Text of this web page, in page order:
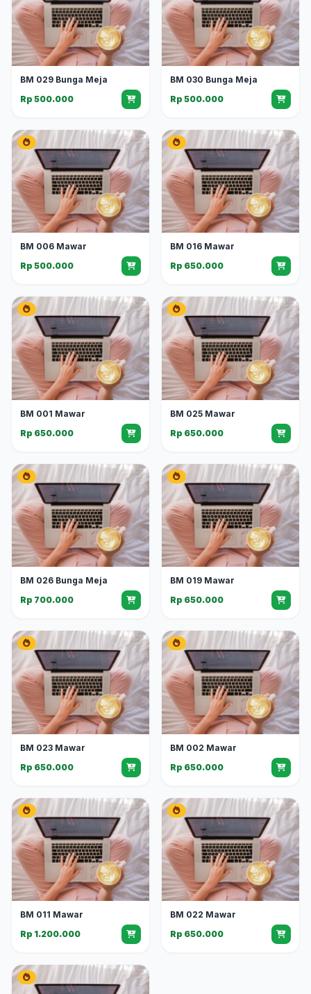
BM 029 Bunga Meja
Rp 500.000
BM 030 Bunga Meja
Rp 500.000
BM 006 Mawar
Rp 500.000
BM 016 Mawar
Rp 650.000
BM 001 Mawar
Rp 650.000
BM 025 Mawar
Rp 650.000
BM 026 Bunga Meja
Rp 700.000
BM 019 Mawar
Rp 650.000
BM 023 Mawar
Rp 650.000
BM 002 Mawar
Rp 650.000
BM 011 Mawar
Rp 1.200.000
BM 022 Mawar
Rp 650.000